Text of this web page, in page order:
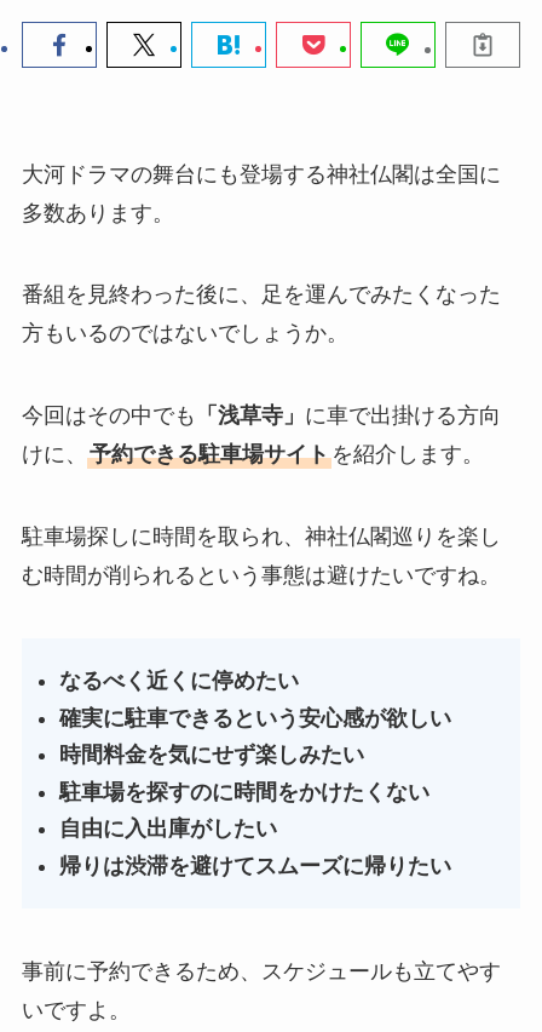
大河ドラマの舞台にも登場する神社仏閣は全国に
多数あります。
番組を見終わった後に、足を運んでみたくなった
方もいるのではないでしょうか。
今回はその中でも 「浅草寺」 に車で出掛ける方向
けに、 予約できる駐車場サイトを紹介します。
駐車場探しに時間を取られ、神社仏閣巡りを楽し
む時間が削られるという事態は避けたいですね。
なるべく近くに停めたい
確実に駐車できるという安心感が欲しい
時間料金を気にせず楽しみたい
駐車場を探すのに時間をかけたくない
自由に入出庫がしたい
帰りは渋滞を避けてスムーズに帰りたい
事前に予約できるため、スケジュールも立てやす
いですよ。